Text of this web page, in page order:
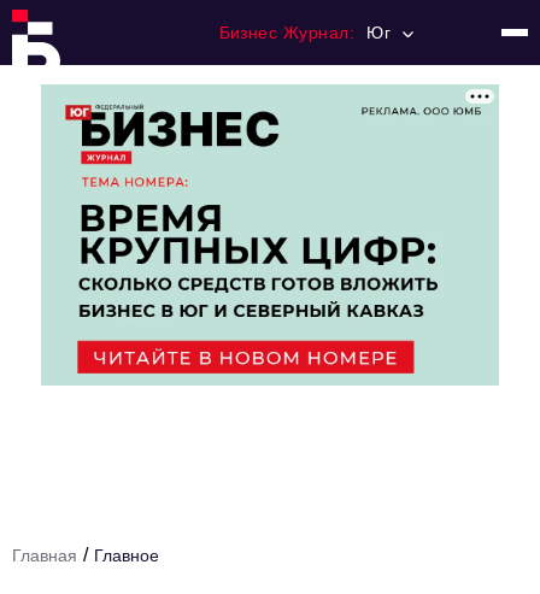
Бизнес Журнал: Юг
Франчайзинг
Номера журнала
Категории:
Финансы
Главная / Главное